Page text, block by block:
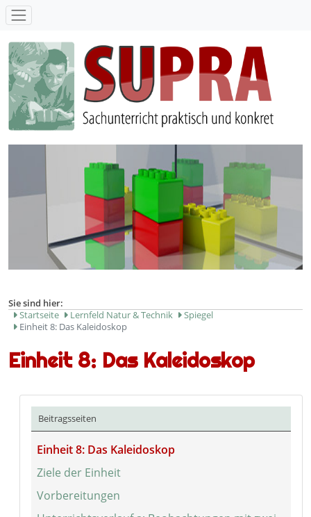
SUPRA - Sachunterricht praktisch und konkret
Sie sind hier:
Startseite
Lernfeld Natur & Technik
Spiegel
Einheit 8: Das Kaleidoskop
Einheit 8: Das Kaleidoskop
Beitragsseiten
Einheit 8: Das Kaleidoskop
Ziele der Einheit
Vorbereitungen